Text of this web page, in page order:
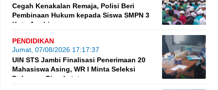
Cegah Kenakalan Remaja, Polisi Beri
Pembinaan Hukum kepada Siswa SMPN 3
Kota Jambi
PENDIDIKAN
Jumat, 07/08/2026 17:17:37
UIN STS Jambi Finalisasi Penerimaan 20
Mahasiswa Asing, WR I Minta Seleksi
Dokumen Diperketat